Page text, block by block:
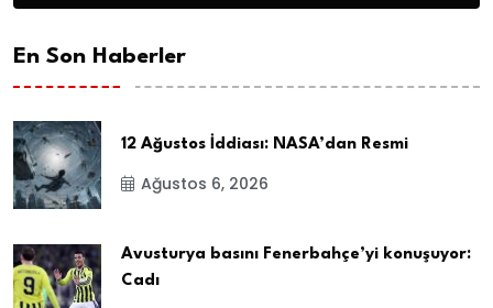
En Son Haberler
12 Ağustos İddiası: NASA’dan Resmi
Ağustos 6, 2026
Avusturya basını Fenerbahçe’yi konuşuyor:
Cadı